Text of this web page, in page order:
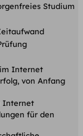
Studium
Internet
von Anfang
Internet
für den